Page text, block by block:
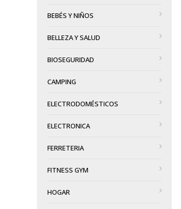
BEBÉS Y NIÑOS
BELLEZA Y SALUD
BIOSEGURIDAD
CAMPING
ELECTRODOMÉSTICOS
ELECTRONICA
FERRETERIA
FITNESS GYM
HOGAR